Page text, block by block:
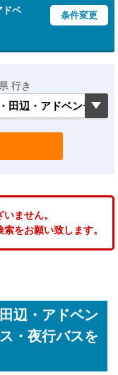
ベ
条件変更
行き
ません。
をお願い致します。
辺・アドベン
・夜行バスを